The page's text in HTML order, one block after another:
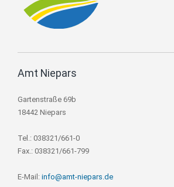
Amt Niepars
Gartenstraße 69b
18442 Niepars
Tel.: 038321/661-0
Fax.: 038321/661-799
E-Mail: info@amt-niepars.de